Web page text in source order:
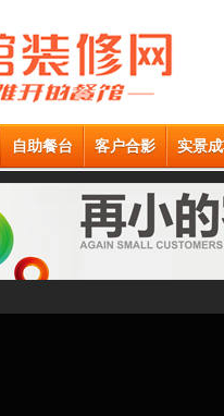
自助餐台 客户合影 实景